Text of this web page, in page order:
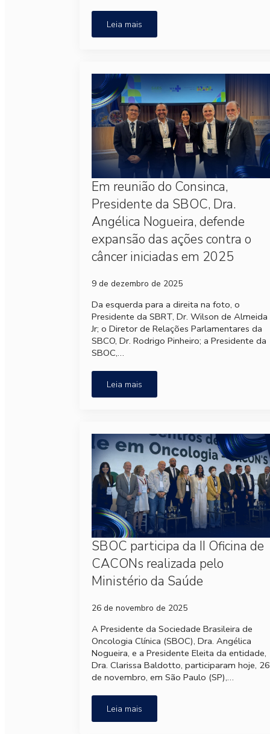
Leia mais
Em reunião do Consinca,
Presidente da SBOC, Dra.
Angélica Nogueira, defende
expansão das ações contra o
câncer iniciadas em 2025
9 de dezembro de 2025
Da esquerda para a direita na foto, o
Presidente da SBRT, Dr. Wilson de Almeida
Jr; o Diretor de Relações Parlamentares da
SBCO, Dr. Rodrigo Pinheiro; a Presidente da
SBOC,…
Leia mais
SBOC participa da II Oficina de
CACONs realizada pelo
Ministério da Saúde
26 de novembro de 2025
A Presidente da Sociedade Brasileira de
Oncologia Clínica (SBOC), Dra. Angélica
Nogueira, e a Presidente Eleita da entidade,
Dra. Clarissa Baldotto, participaram hoje, 26
de novembro, em São Paulo (SP),…
Leia mais